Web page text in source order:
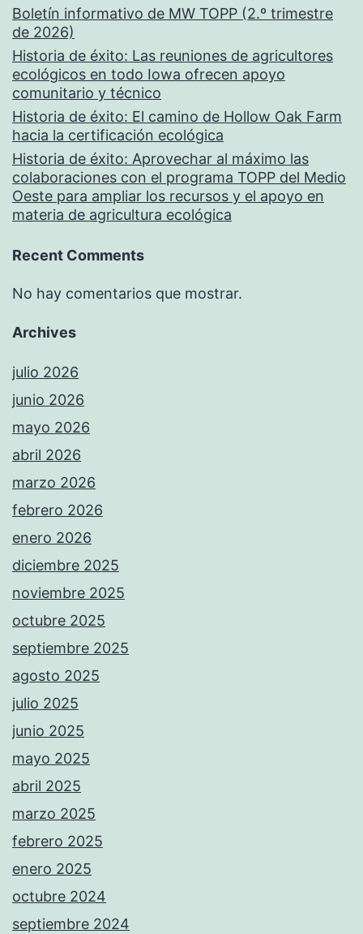
Boletín informativo de MW TOPP (2.º trimestre
de 2026)
Historia de éxito: Las reuniones de agricultores
ecológicos en todo Iowa ofrecen apoyo
comunitario y técnico
Historia de éxito: El camino de Hollow Oak Farm
hacia la certificación ecológica
Historia de éxito: Aprovechar al máximo las
colaboraciones con el programa TOPP del Medio
Oeste para ampliar los recursos y el apoyo en
materia de agricultura ecológica
Recent Comments
No hay comentarios que mostrar.
Archives
julio 2026
junio 2026
mayo 2026
abril 2026
marzo 2026
febrero 2026
enero 2026
diciembre 2025
noviembre 2025
octubre 2025
septiembre 2025
agosto 2025
julio 2025
junio 2025
mayo 2025
abril 2025
marzo 2025
febrero 2025
enero 2025
octubre 2024
septiembre 2024